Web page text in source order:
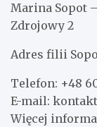
Marina Sopot
Zdrojowy 2
Adres filii
Telefon: +48
E-mail:
Więcej